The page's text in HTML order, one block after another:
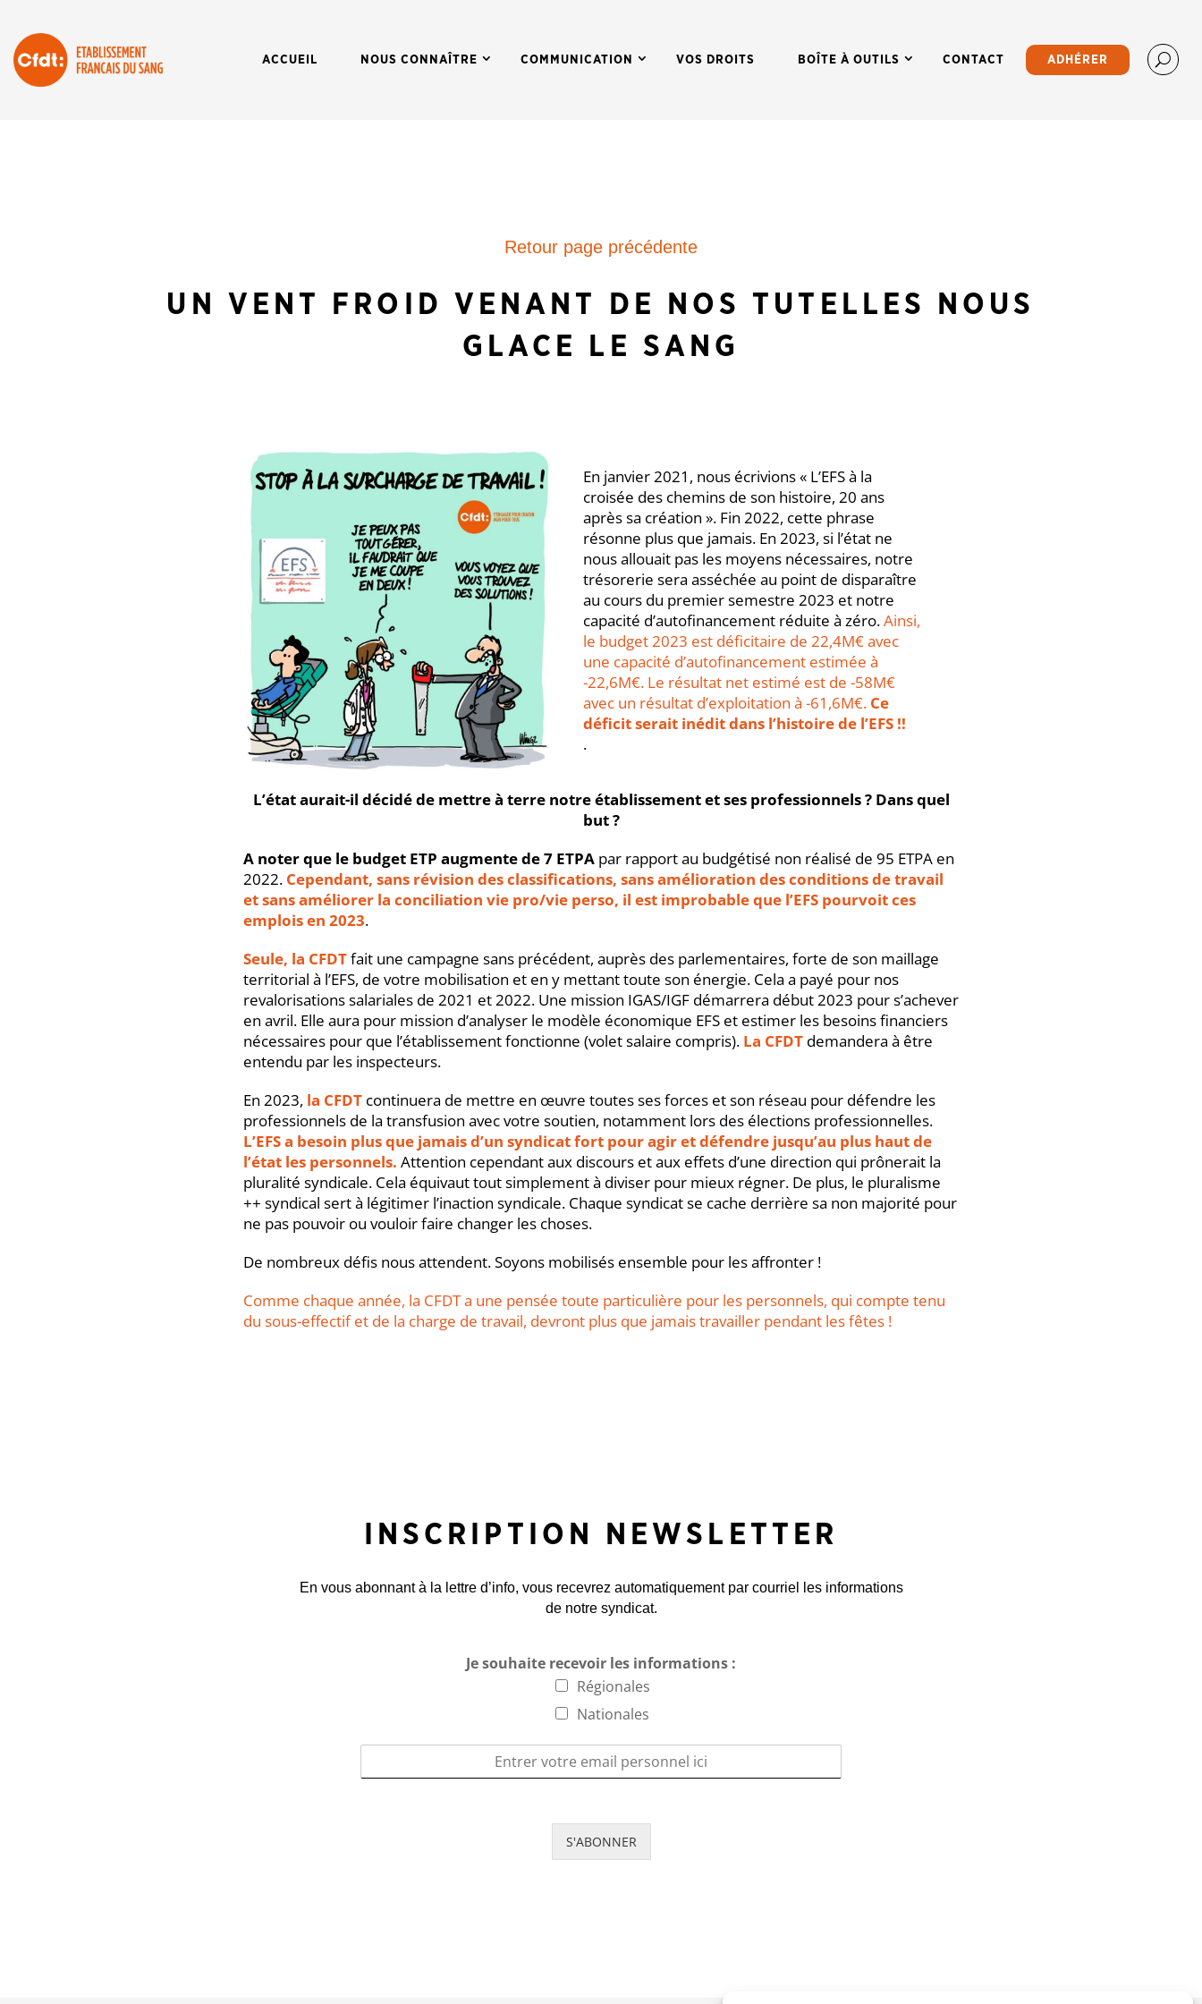
ACCUEIL NOUS CONNAÎTRE COMMUNICATION VOS DROITS BOÎTE À OUTILS CONTACT ADHÉRER
Retour page précédente
UN VENT FROID VENANT DE NOS TUTELLES NOUS
GLACE LE SANG
En janvier 2021, nous écrivions « L’EFS à la
croisée des chemins de son histoire, 20 ans
après sa création ». Fin 2022, cette phrase
résonne plus que jamais. En 2023, si l’état ne
nous allouait pas les moyens nécessaires, notre
trésorerie sera asséchée au point de disparaître
au cours du premier semestre 2023 et notre
capacité d’autofinancement réduite à zéro.Ainsi,
le budget 2023 est déficitaire de 22,4M€ avec
une capacité d’autofinancement estimée à
-22,6M€. Le résultat net estimé est de -58M€
avec un résultat d’exploitation à -61,6M€. Ce
déficit serait inédit dans l’histoire de l’EFS !!
.
L’état aurait-il décidé de mettre à terre notre établissement et ses professionnels ? Dans quel
but ?
A noter que le budget ETP augmente de 7 ETPA par rapport au budgétisé non réalisé de 95 ETPA en
2022. Cependant, sans révision des classifications, sans amélioration des conditions de travail
et sans améliorer la conciliation vie pro/vie perso, il est improbable que l’EFS pourvoit ces
emplois en 2023.
Seule, la CFDTfait une campagne sans précédent, auprès des parlementaires, forte de son maillage
territorial à l’EFS, de votre mobilisation et en y mettant toute son énergie. Cela a payé pour nos
revalorisations salariales de 2021 et 2022. Une mission IGAS/IGF démarrera début 2023 pour s’achever
en avril. Elle aura pour mission d’analyser le modèle économique EFS et estimer les besoins financiers
nécessaires pour que l’établissement fonctionne (volet salaire compris). La CFDT demandera à être
entendu par les inspecteurs.
En 2023, la CFDT continuera de mettre en œuvre toutes ses forces et son réseau pour défendre les
professionnels de la transfusion avec votre soutien, notamment lors des élections professionnelles.
L’EFS a besoin plus que jamais d’un syndicat fort pour agir et défendre jusqu’au plus haut de
l’état les personnels. Attention cependant aux discours et aux effets d’une direction qui prônerait la
pluralité syndicale. Cela équivaut tout simplement à diviser pour mieux régner. De plus, le pluralisme
++ syndical sert à légitimer l’inaction syndicale. Chaque syndicat se cache derrière sa non majorité pour
ne pas pouvoir ou vouloir faire changer les choses.
De nombreux défis nous attendent. Soyons mobilisés ensemble pour les affronter !
Comme chaque année, la CFDT a une pensée toute particulière pour les personnels, qui compte tenu
du sous-effectif et de la charge de travail, devront plus que jamais travailler pendant les fêtes !
INSCRIPTION NEWSLETTER
En vous abonnant à la lettre d’info, vous recevrez automatiquement par courriel les informations
de notre syndicat.
Je souhaite recevoir les informations :
Régionales
Nationales
S'ABONNER